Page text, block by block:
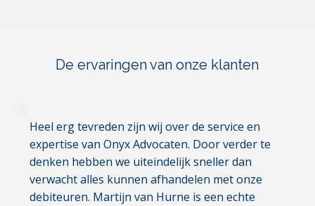
De ervaringen van onze klanten
Heel erg tevreden zijn wij over de service en
expertise van Onyx Advocaten. Door verder te
denken hebben we uiteindelijk sneller dan
verwacht alles kunnen afhandelen met onze
debiteuren. Martijn van Hurne is een echte